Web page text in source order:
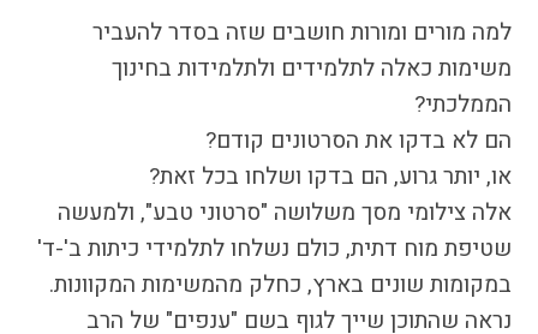
ובבתי-ספר הממלכתיים
– מה ניתן לעשות?
תכנית הלימודים
במקצוע תרבות
יהודית-ישראלית –
תכנית מדיתה
הדתה בצה"ל
התמודדות עם הדתה
מהי הדתה? ומהי
חילוניות?
כיצד למנוע הדתה?
למה מורים ומורות חושבים שזה בסדר להעביר
משימות כאלה לתלמידים ולתלמידות בחינוך
הממלכתי?
הם לא בדקו את הסרטונים קודם?
או, יותר גרוע, הם בדקו ושלחו בכל זאת?
אלה צילומי מסך משלושה "סרטוני טבע", ולמעשה
שטיפת מוח דתית, כולם נשלחו לתלמידי כיתות ב'-ד'
במקומות שונים בארץ, כחלק מהמשימות המקוונות.
נראה שהתוכן שייך לגוף בשם "ענפים" של הרב